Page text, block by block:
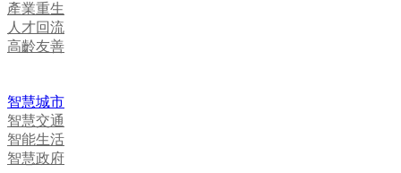
產業重生
人才回流
高齡友善
智慧城市
智慧交通
智能生活
智慧政府